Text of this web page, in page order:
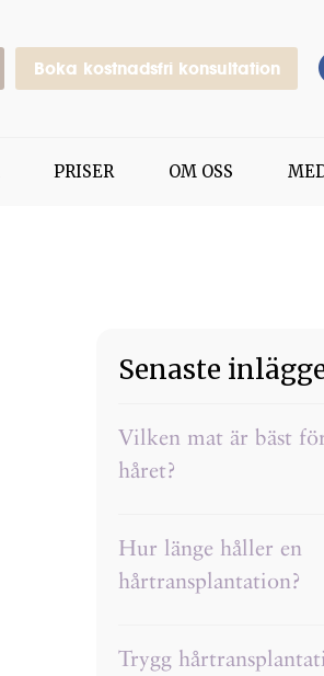
Boka kostnadsfri konsultation
PRISER OM OSS
Senaste
Vilken mat är bäst
håret?
Hur länge håller en
hårtransplantation?
Trygg